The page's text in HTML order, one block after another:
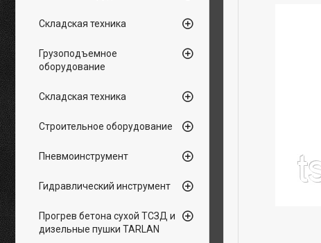
Складская техника
Грузоподъемное
оборудование
Складская техника
Строительное оборудование
Пневмоинструмент
Гидравлический инструмент
Прогрев бетона сухой ТСЗД и
дизельные пушки TARLAN